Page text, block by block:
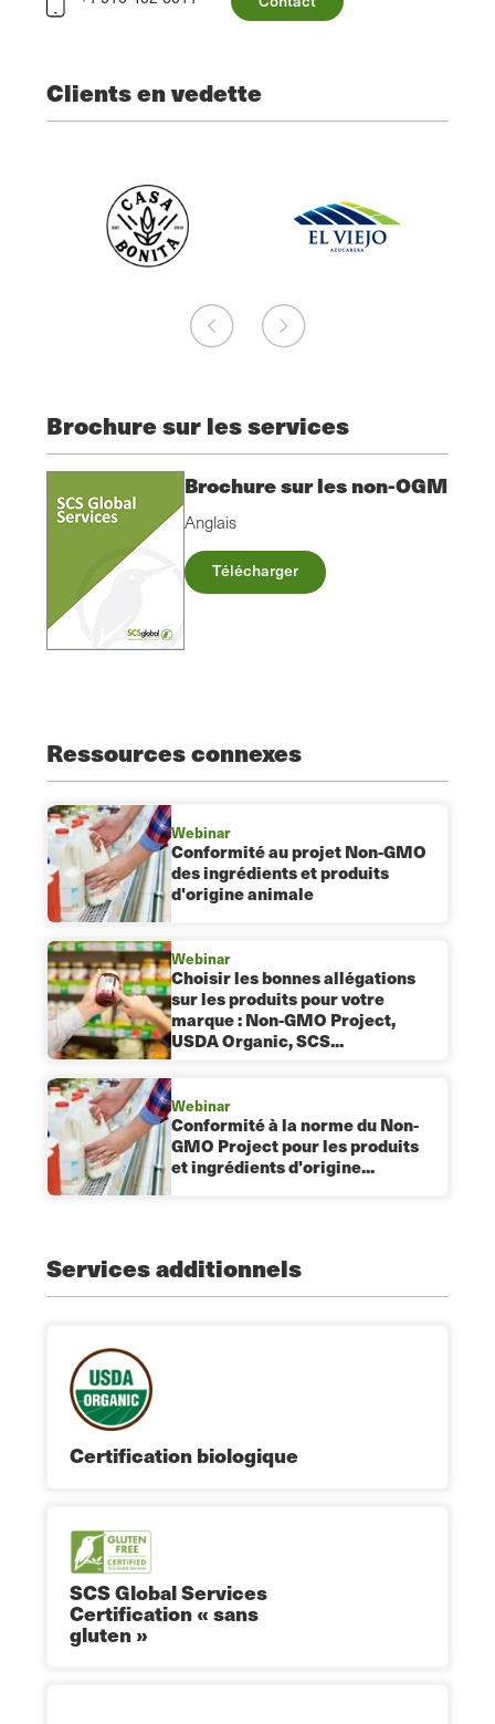
Clients en vedette
Brochure sur les services
Brochure sur les non-OGM
Anglais
Télécharger
Ressources connexes
Webinar
Conformité au projet Non-GMO
des ingrédients et produits
d'origine animale
Webinar
Choisir les bonnes allégations
sur les produits pour votre
marque : Non-GMO Project,
USDA Organic, SCS...
Webinar
Conformité à la norme du Non-
GMO Project pour les produits
et ingrédients d'origine...
Services additionnels
Certification biologique
SCS Global Services
Certification « sans
gluten »